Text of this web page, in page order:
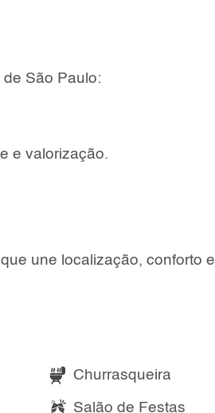
São Paulo:
e valorização.
une localização, conforto e
Churrasqueira
Salão de Festas